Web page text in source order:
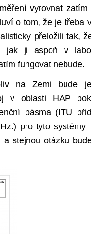
vyrovnat
o tom, že je třeba
přeložili tak,
jak ji aspoň v
fungovat nebude.
na Zemi bude
v oblasti HAP
pásma (ITU
pro tyto
a stejnou otázku